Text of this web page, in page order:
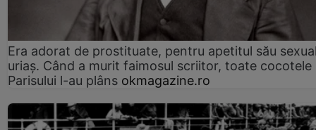
Era adorat de prostituate, pentru apetitul său
uriaș. Când a murit faimosul scriitor, toate cocotele
Parisului l-au plâns okmagazine.ro